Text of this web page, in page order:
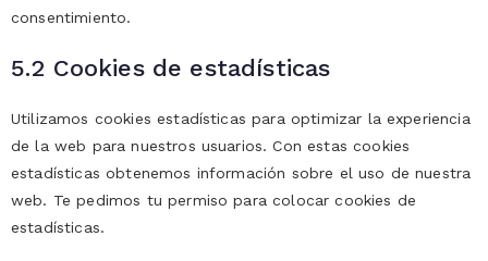
consentimiento.
5.2 Cookies de estadísticas
Utilizamos cookies estadísticas para optimizar la experiencia
de la web para nuestros usuarios. Con estas cookies
estadísticas obtenemos información sobre el uso de nuestra
web. Te pedimos tu permiso para colocar cookies de
estadísticas.